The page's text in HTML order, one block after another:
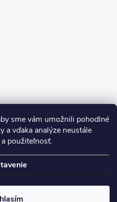
sme vám umožnili pohodlné
a vďaka analýze neustále
použiteľnosť.
. Všetky práva vyhradené.